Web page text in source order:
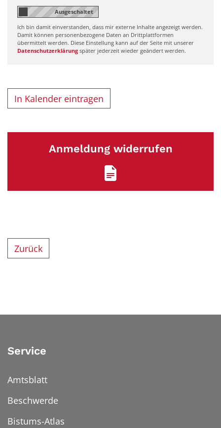
Ich bin damit einverstanden, dass mir externe Inhalte angezeigt werden.
Damit können personenbezogene Daten an Drittplattformen
übermittelt werden. Diese Einstellung kann auf der Seite mit unserer
Datenschutzerklärung später jederzeit wieder geändert werden.
In Kalender eintragen
Anmeldung widerrufen
Zurück
Service
Amtsblatt
Beschwerde
Bistums-Atlas